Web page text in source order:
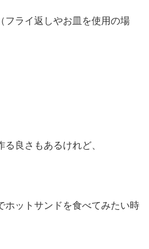
フライ返しやお皿を使用の場
良さもあるけれど、
ホットサンドを食べてみたい時